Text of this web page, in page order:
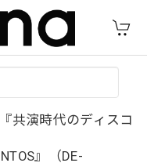
共演時代のディスコ
』（DE-